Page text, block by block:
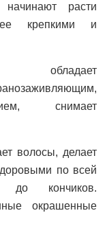
расти
крепкими и
обладает
снимает
волосы, делает
по всей
кончиков.
окрашенные